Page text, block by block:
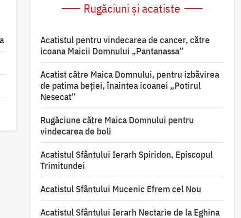
Rugăciuni și acatiste
Acatistul pentru vindecarea de cancer, către
icoana Maicii Domnului „Pantanassa”
Acatist către Maica Domnului, pentru izbăvirea
de patima beției, înaintea icoanei „Potirul
Nesecat”
Rugăciune către Maica Domnului pentru
vindecarea de boli
Acatistul Sfântului Ierarh Spiridon, Episcopul
Trimitundei
Acatistul Sfântului Mucenic Efrem cel Nou
Acatistul Sfântului Ierarh Nectarie de la Eghina